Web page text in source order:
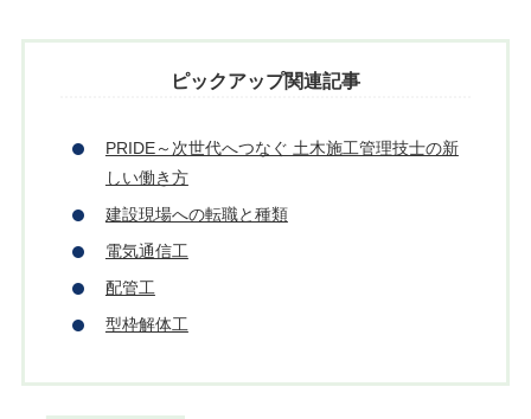
ピックアップ関連記事
PRIDE～次世代へつなぐ 土木施工管理技士の新
しい働き方
建設現場への転職と種類
電気通信工
配管工
型枠解体工